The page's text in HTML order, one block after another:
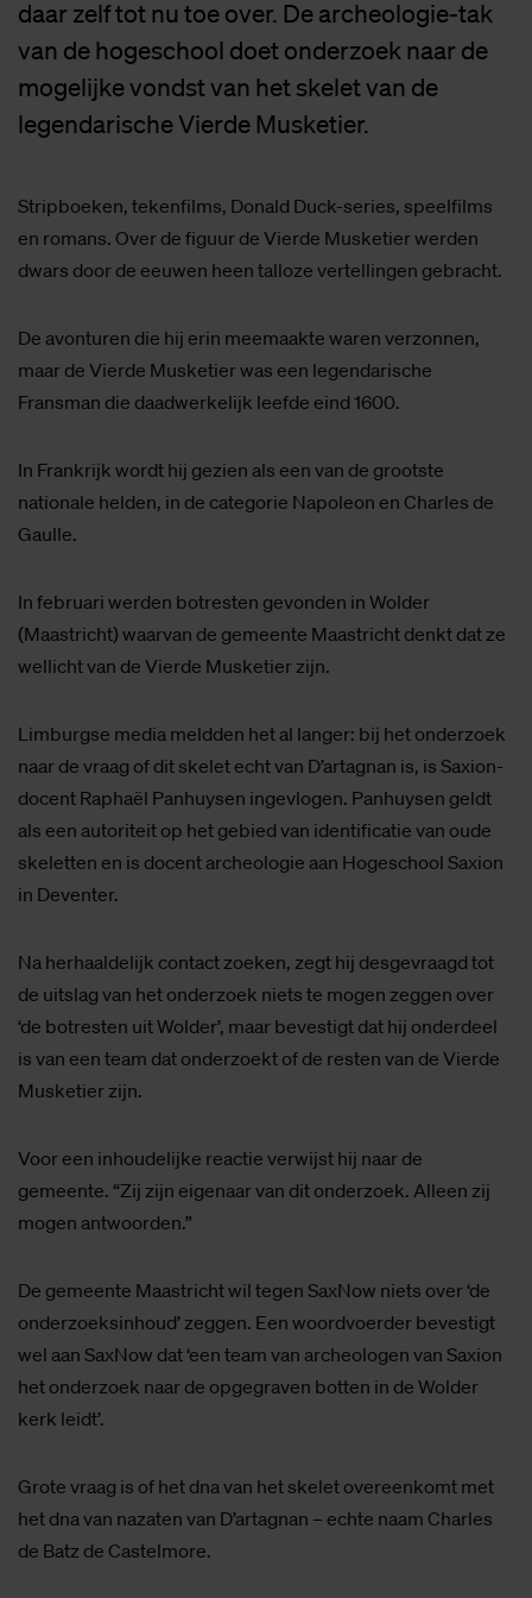
daar zelf tot nu toe over. De archeologie-tak
van de hogeschool doet onderzoek naar de
mogelijke vondst van het skelet van de
legendarische Vierde Musketier.
Stripboeken, tekenfilms, Donald Duck-series, speelfilms
en romans. Over de figuur de Vierde Musketier werden
dwars door de eeuwen heen talloze vertellingen gebracht.
De avonturen die hij erin meemaakte waren verzonnen,
maar de Vierde Musketier was een legendarische
Fransman die daadwerkelijk leefde eind 1600.
In Frankrijk wordt hij gezien als een van de grootste
nationale helden, in de categorie Napoleon en Charles de
Gaulle.
In februari werden botresten gevonden in Wolder
(Maastricht) waarvan de gemeente Maastricht denkt dat ze
wellicht van de Vierde Musketier zijn.
Limburgse media meldden het al langer: bij het onderzoek
naar de vraag of dit skelet echt van D’artagnan is, is Saxion-
docent Raphaël Panhuysen ingevlogen. Panhuysen geldt
als een autoriteit op het gebied van identificatie van oude
skeletten en is docent archeologie aan Hogeschool Saxion
in Deventer.
Na herhaaldelijk contact zoeken, zegt hij desgevraagd tot
de uitslag van het onderzoek niets te mogen zeggen over
‘de botresten uit Wolder’, maar bevestigt dat hij onderdeel
is van een team dat onderzoekt of de resten van de Vierde
Musketier zijn.
Voor een inhoudelijke reactie verwijst hij naar de
gemeente. “Zij zijn eigenaar van dit onderzoek. Alleen zij
mogen antwoorden.”
De gemeente Maastricht wil tegen SaxNow niets over ‘de
onderzoeksinhoud’ zeggen. Een woordvoerder bevestigt
wel aan SaxNow dat ‘een team van archeologen van Saxion
het onderzoek naar de opgegraven botten in de Wolder
kerk leidt’.
Grote vraag is of het dna van het skelet overeenkomt met
het dna van nazaten van D’artagnan – echte naam Charles
de Batz de Castelmore.